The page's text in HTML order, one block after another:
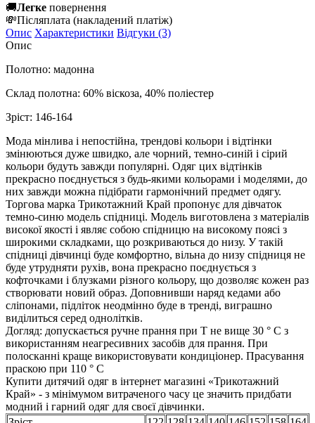
🚚Легке повернення
💸Післяплата (накладений платіж)
Опис Характеристики Відгуки (3)
Опис
Полотно: мадонна
Склад полотна: 60% віскоза, 40% поліестер
Зріст: 146-164
Мода мінлива і непостійна, трендові кольори і відтінки
змінюються дуже швидко, але чорний, темно-синій і сірий
кольори будуть завжди популярні. Одяг цих відтінків
прекрасно поєднується з будь-якими кольорами і моделями, до
них завжди можна підібрати гармонічний предмет одягу.
Торгова марка Трикотажний Край пропонує для дівчаток
темно-синю модель спідниці. Модель виготовлена ​​з матеріалів
високої якості і являє собою спідницю на високому поясі з
широкими складками, що розкриваються до низу. У такій
спідниці дівчинці буде комфортно, вільна до низу спідниця не
буде утрудняти рухів, вона прекрасно поєднується з
кофточками і блузками різного кольору, що дозволяє кожен раз
створювати новий образ. Доповнивши наряд кедами або
сліпонами, підліток неодмінно буде в тренді, виграшно
виділиться серед однолітків.
Догляд: допускається ручне прання при Т не вище 30 ° С з
використанням неагресивних засобів для прання. При
полосканні краще використовувати кондиціонер. Прасування
праскою при 110 ° С
Купити дитячий одяг в інтернет магазині «Трикотажний
Край» - з мінімумом витраченого часу це значить придбати
модний і гарний одяг для своєї дівчинки.